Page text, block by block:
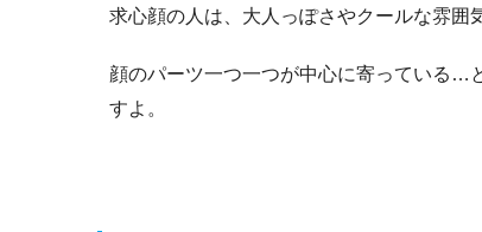
求心顔の人は、大人っぽさやクールな雰囲
顔のパーツ一つ一つが中心に寄っている…
すよ。